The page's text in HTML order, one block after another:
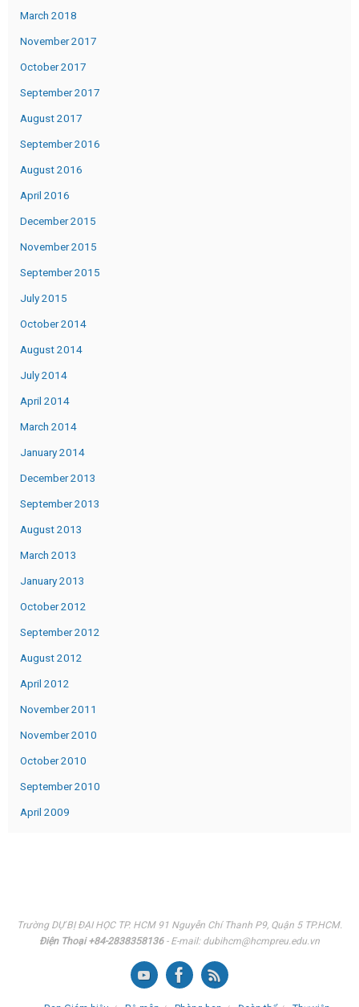
March 2018
November 2017
October 2017
September 2017
August 2017
September 2016
August 2016
April 2016
December 2015
November 2015
September 2015
July 2015
October 2014
August 2014
July 2014
April 2014
March 2014
January 2014
December 2013
September 2013
August 2013
March 2013
January 2013
October 2012
September 2012
August 2012
April 2012
November 2011
November 2010
October 2010
September 2010
April 2009
Trường DỰ BỊ ĐẠI HỌC TP. HCM 91 Nguyễn Chí Thanh P9, Quận 5 TP.HCM.
Điện Thoại +84-2838358136- E-mail: dubihcm@hcmpreu.edu.vn